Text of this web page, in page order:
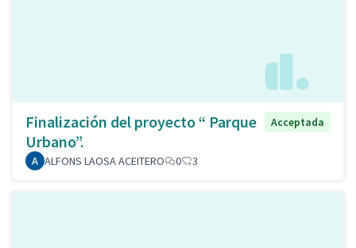
Finalización del proyecto “ Parque
Urbano”.
Acceptada
ALFONS LAOSA ACEITERO 0 3